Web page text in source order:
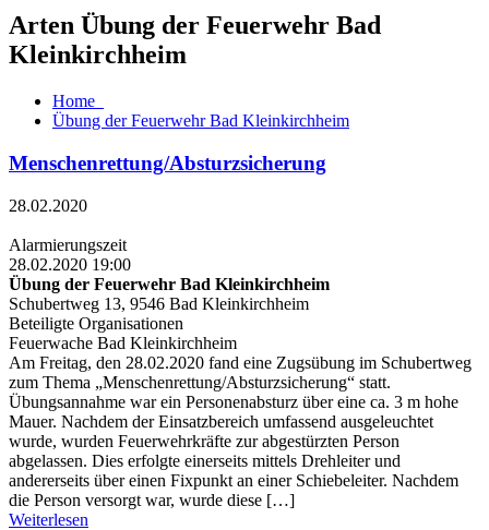
Arten Übung der Feuerwehr Bad
Kleinkirchheim
Home
Übung der Feuerwehr Bad Kleinkirchheim
Menschenrettung/Absturzsicherung
28.02.2020
Alarmierungszeit
28.02.2020 19:00
Übung der Feuerwehr Bad Kleinkirchheim
Schubertweg 13, 9546 Bad Kleinkirchheim
Beteiligte Organisationen
Feuerwache Bad Kleinkirchheim
Am Freitag, den 28.02.2020 fand eine Zugsübung im Schubertweg
zum Thema „Menschenrettung/Absturzsicherung“ statt.
Übungsannahme war ein Personenabsturz über eine ca. 3 m hohe
Mauer. Nachdem der Einsatzbereich umfassend ausgeleuchtet
wurde, wurden Feuerwehrkräfte zur abgestürzten Person
abgelassen. Dies erfolgte einerseits mittels Drehleiter und
andererseits über einen Fixpunkt an einer Schiebeleiter. Nachdem
die Person versorgt war, wurde diese […]
Weiterlesen